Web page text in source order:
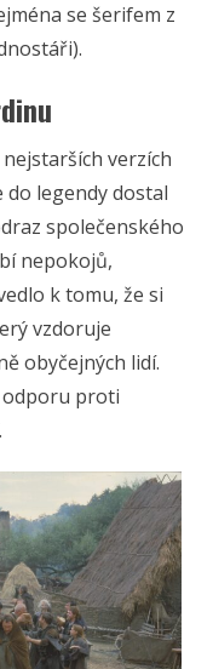
se šerifem z
verzích
legendy dostal
společenského
nepokojů,
k tomu, že si
vzdoruje
obyčejných lidí.
odporu proti